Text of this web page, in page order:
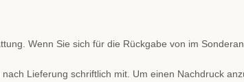
Wenn Sie sich für die Rückgabe von im
Lieferung schriftlich mit. Um einen Nachdruck